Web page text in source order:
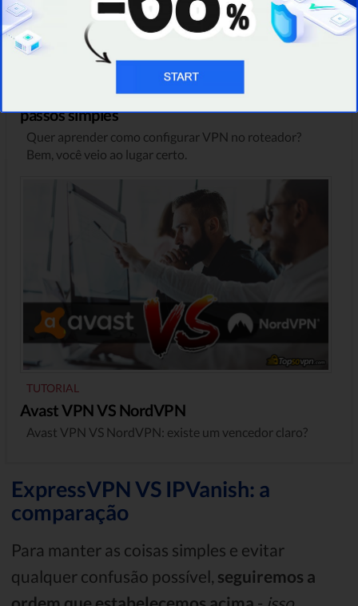
Como configurar VPN no Roteador em poucos
passos simples
Quer aprender como configurar VPN no roteador?
Bem, você veio ao lugar certo.
TUTORIAL
Avast VPN VS NordVPN
Avast VPN VS NordVPN: existe um vencedor claro?
ExpressVPN VS IPVanish: a
comparação
Para manter as coisas simples e evitar
qualquer confusão possível, seguiremos a